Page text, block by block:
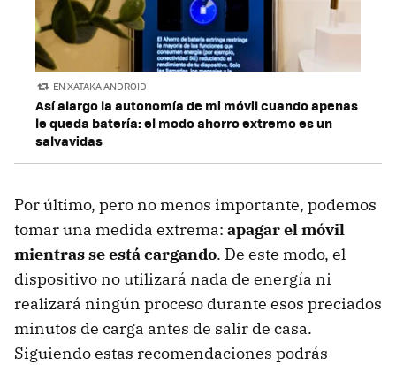
EN XATAKA ANDROID
Así alargo la autonomía de mi móvil cuando apenas
le queda batería: el modo ahorro extremo es un
salvavidas
Por último, pero no menos importante, podemos
tomar una medida extrema: apagar el móvil
mientras se está cargando. De este modo, el
dispositivo no utilizará nada de energía ni
realizará ningún proceso durante esos preciados
minutos de carga antes de salir de casa.
Siguiendo estas recomendaciones podrás